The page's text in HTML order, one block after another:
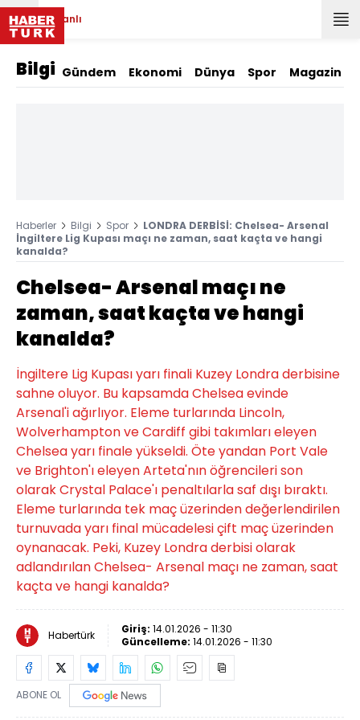
Canlı
Bilgi Gündem Ekonomi Dünya Spor Magazin
Haberler Bilgi Spor
LONDRA DERBİSİ: Chelsea- Arsenal
İngiltere Lig Kupası maçı ne zaman, saat kaçta ve hangi
kanalda?
Chelsea- Arsenal maçı ne
zaman, saat kaçta ve hangi
kanalda?
İngiltere Lig Kupası yarı finali Kuzey Londra derbisine
sahne oluyor. Bu kapsamda Chelsea evinde
Arsenal'i ağırlıyor. Eleme turlarında Lincoln,
Wolverhampton ve Cardiff gibi takımları eleyen
Chelsea yarı finale yükseldi. Öte yandan Port Vale
ve Brighton'ı eleyen Arteta'nın öğrencileri son
olarak Crystal Palace'ı penaltılarla saf dışı bıraktı.
Eleme turlarında tek maç üzerinden değerlendirilen
turnuvada yarı final mücadelesi çift maç üzerinden
oynanacak. Peki, Kuzey Londra derbisi olarak
adlandırılan Chelsea- Arsenal maçı ne zaman, saat
kaçta ve hangi kanalda?
Habertürk Giriş: 14.01.2026 - 11:30
Güncelleme: 14.01.2026 - 11:30
ABONE OL